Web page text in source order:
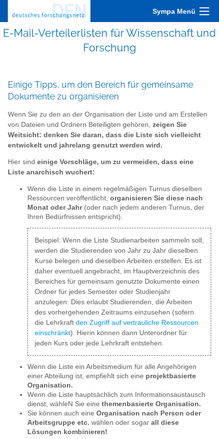
Sympa Menü
E-Mail-Verteilerlisten für Wissenschaft und
Forschung
Einige Tipps, um den Bereich für gemeinsame
Dokumente zu organisieren
Wenn Sie zu den an der Organisation der Liste und am Erstellen
von Dateien und Ordnern Beteiligten gehören, zeigen Sie
Weitsicht: denken Sie daran, dass die Liste sich vielleicht
entwickelt und jahrelang genutzt werden wird.
Hier sind einige Vorschläge, um zu vermeiden, dass eine
Liste anarchisch wuchert:
Wenn die Liste in einem regelmäßigen Turnus dieselben
Ressourcen veröffentlicht, organisieren Sie diese nach
Monat oder Jahr(oder nach jedem anderen Turnus, der
Ihren Bedürfnissen entspricht).
Beispiel: Wenn die Liste Studienarbeiten sammeln soll,
werden die Studierenden von Jahr zu Jahr dieselben
Kurse belegen und dieselben Arbeiten erstellen. Es ist
daher eventuell angebracht, im Hauptverzeichnis des
Bereiches für gemeinsam genutzte Dokumente einen
Ordner für jedes Semester oder Studienjahr
anzulegen: Dies erlaubt Studierenden, die Arbeiten
des vorhergehenden Zeitraums einzusehen (sofern
die Lehrkraft den Zugriff auf vertrauliche Ressourcen
einschränkt). Hierin können dann Unterordner für
jeden Kurs oder jede Lehrkraft entstehen.
Wenn die Liste ein Arbeitsmedium für alle Angehörigen
einer Abteilung ist, empfiehlt sich eine projektbasierte
Organisation.
Wenn die Liste hauptsächlich zum Informationsaustausch
dienst, wähleN Sie eine themenbasierte Organisation.
Sie können auch eine Organisation nach Person oder
Arbeitsgruppe etc. wählen oder sogar all diese
Lösungen kombinieren!